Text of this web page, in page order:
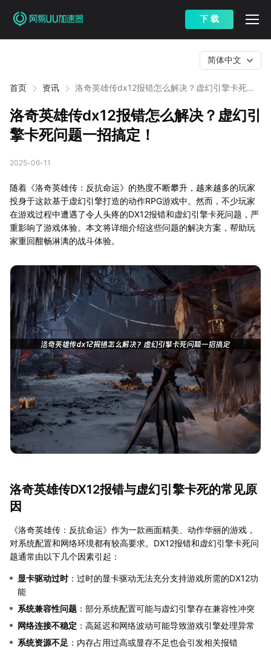
下 载
首页 资讯
洛奇英雄传dx12报错怎么解决？虚幻引擎卡死问
简体中文
洛奇英雄传dx12报错怎么解决？虚幻引
擎卡死问题一招搞定！
2025-06-11
随着《洛奇英雄传：反抗命运》的热度不断攀升，越来越多的玩家
投身于这款基于虚幻引擎打造的动作RPG游戏中。然而，不少玩家
在游戏过程中遭遇了令人头疼的DX12报错和虚幻引擎卡死问题，严
重影响了游戏体验。本文将详细介绍这些问题的解决方案，帮助玩
家重回酣畅淋漓的战斗体验。
洛奇英雄传DX12报错与虚幻引擎卡死的常见原
因
《洛奇英雄传：反抗命运》作为一款画面精美、动作华丽的游戏，
对系统配置和网络环境都有较高要求。DX12报错和虚幻引擎卡死问
题通常由以下几个因素引起：
显卡驱动过时：过时的显卡驱动无法充分支持游戏所需的DX12功
能
系统兼容性问题 ：部分系统配置可能与虚幻引擎存在兼容性冲突
网络连接不稳定 ：高延迟和网络波动可能导致游戏引擎处理异常
系统资源不足 ：内存占用过高或显存不足也会引发相关报错